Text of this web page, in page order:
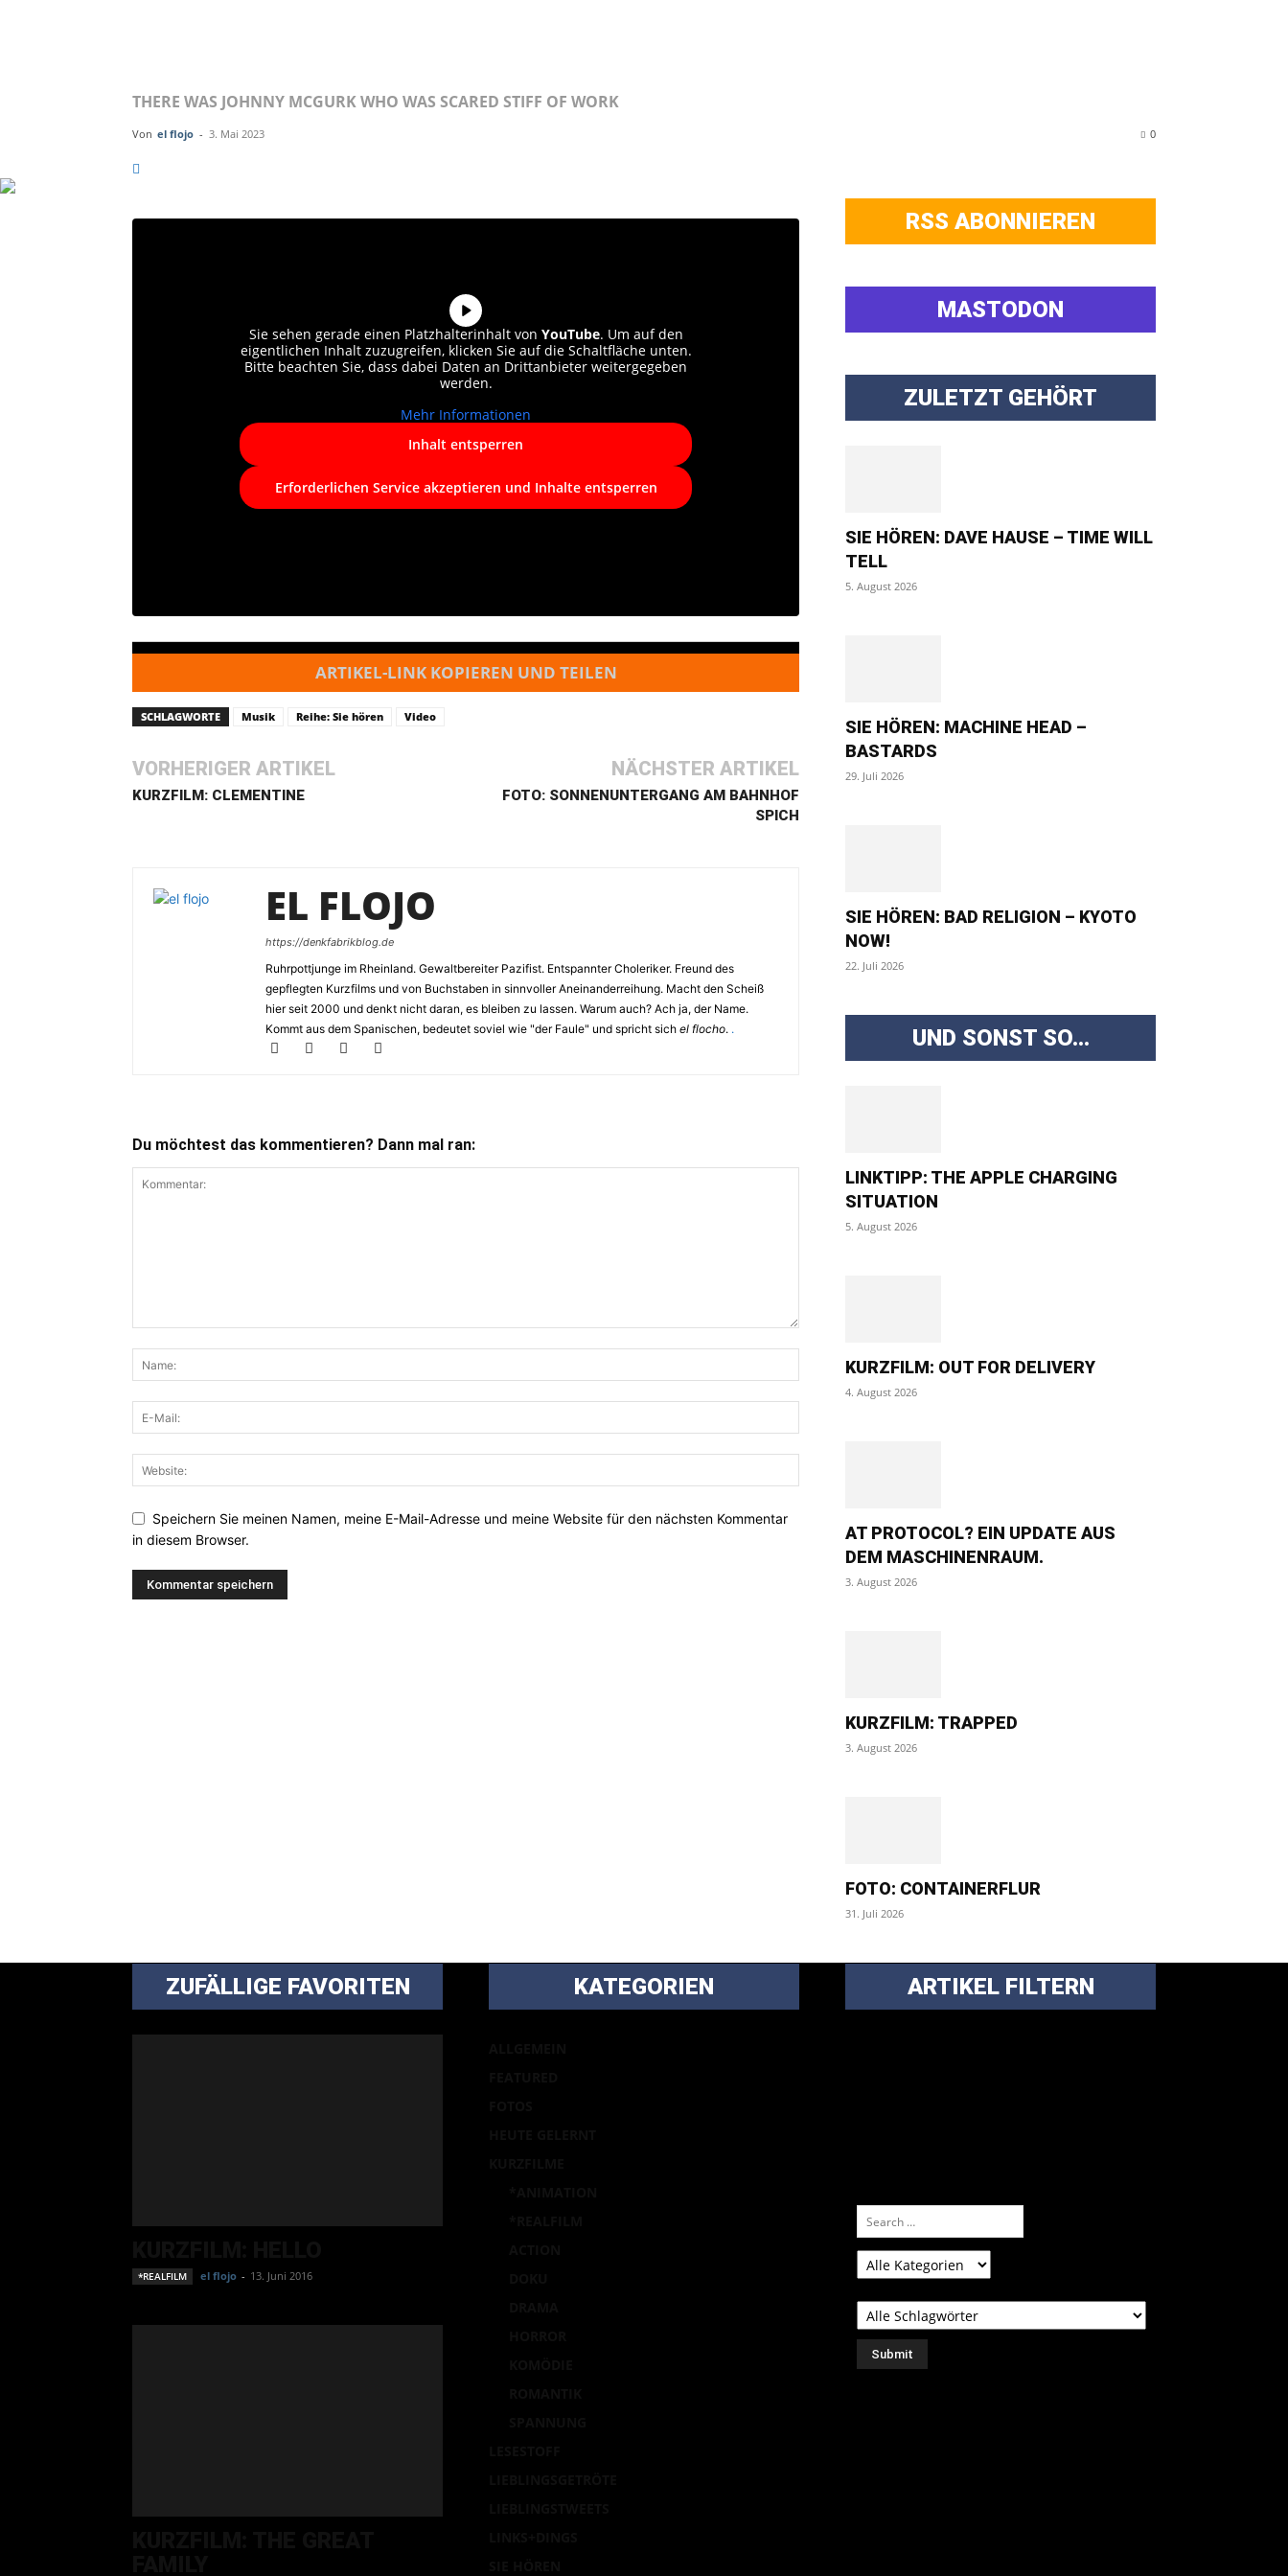
THERE WAS JOHNNY MCGURK WHO WAS SCARED STIFF OF WORK
Von el flojo - 3. Mai 2023 0
Sie sehen gerade einen Platzhalterinhalt von YouTube. Um auf den
eigentlichen Inhalt zuzugreifen, klicken Sie auf die Schaltfläche unten.
Bitte beachten Sie, dass dabei Daten an Drittanbieter weitergegeben
werden.
Mehr Informationen
Inhalt entsperren
Erforderlichen Service akzeptieren und Inhalte entsperren
ARTIKEL-LINK KOPIEREN UND TEILEN
SCHLAGWORTE Musik Reihe: Sie hören Video
VORHERIGER ARTIKEL
KURZFILM: CLEMENTINE
NÄCHSTER ARTIKEL
FOTO: SONNENUNTERGANG AM BAHNHOF
SPICH
EL FLOJO
https://denkfabrikblog.de
Ruhrpottjunge im Rheinland. Gewaltbereiter Pazifist. Entspannter Choleriker. Freund des
gepflegten Kurzfilms und von Buchstaben in sinnvoller Aneinanderreihung. Macht den Scheiß
hier seit 2000 und denkt nicht daran, es bleiben zu lassen. Warum auch? Ach ja, der Name.
Kommt aus dem Spanischen, bedeutet soviel wie "der Faule" und spricht sich el flocho. .
Du möchtest das kommentieren? Dann mal ran:
Speichern Sie meinen Namen, meine E-Mail-Adresse und meine Website für den nächsten Kommentar
in diesem Browser.
RSS ABONNIEREN
MASTODON
ZULETZT GEHÖRT
SIE HÖREN: DAVE HAUSE – TIME WILL
TELL
5. August 2026
SIE HÖREN: MACHINE HEAD –
BASTARDS
29. Juli 2026
SIE HÖREN: BAD RELIGION – KYOTO
NOW!
22. Juli 2026
UND SONST SO...
LINKTIPP: THE APPLE CHARGING
SITUATION
5. August 2026
KURZFILM: OUT FOR DELIVERY
4. August 2026
AT PROTOCOL? EIN UPDATE AUS
DEM MASCHINENRAUM.
3. August 2026
KURZFILM: TRAPPED
3. August 2026
FOTO: CONTAINERFLUR
31. Juli 2026
ZUFÄLLIGE FAVORITEN
*REALFILM el flojo - 13. Juni 2016
KATEGORIEN ARTIKEL FILTERN